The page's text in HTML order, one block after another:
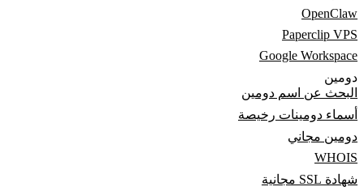
OpenClaw
Paperclip VPS
Google Workspace
دومين
البحث عن اسم دومين
أسماء دومينات رخيصة
دومين مجاني
WHOIS
شهادة SSL مجانية